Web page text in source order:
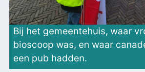
Bij het gemeentehuis, waar
bioscoop was, en waar
een pub hadden.